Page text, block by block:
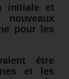
initiale et
pour les
être
et les